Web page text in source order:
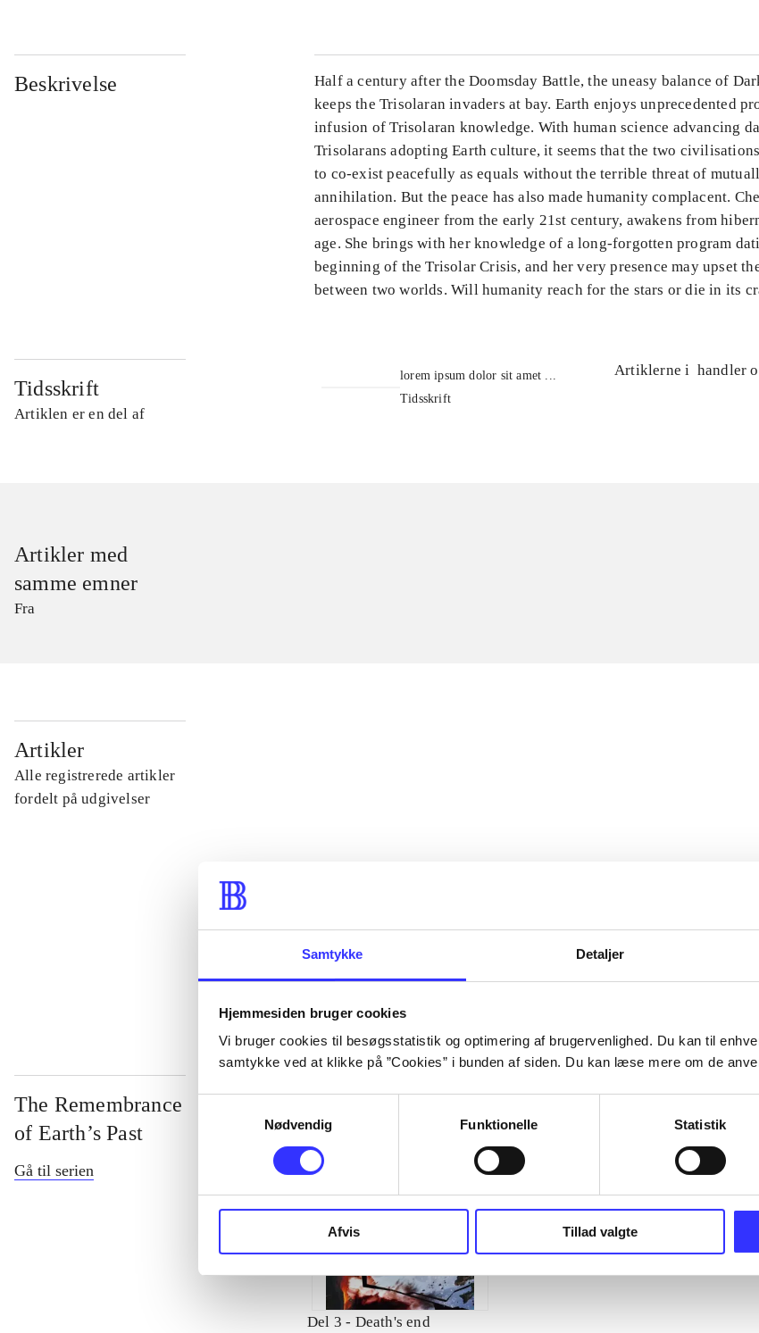
Samtykke Detaljer
Hjemmesiden bruger cookies
Vi bruger cookies til besøgsstatistik og optimering af brugervenlighed. Du kan til
samtykke ved at klikke på ”Cookies” i bunden af siden. Du kan læse mere om de
Nødvendig
Funktionelle Statistik
Afvis Tillad valgte
Beskrivelse
Half a century after the Doomsday Battle, the uneasy balance of
keeps the Trisolaran invaders at bay. Earth enjoys unprecedented
infusion of Trisolaran knowledge. With human science advancing
Trisolarans adopting Earth culture, it seems that the two
to co-exist peacefully as equals without the terrible threat of
annihilation. But the peace has also made humanity complacent.
aerospace engineer from the early 21st century, awakens from
age. She brings with her knowledge of a long-forgotten program
beginning of the Trisolar Crisis, and her very presence may upset
between two worlds. Will humanity reach for the stars or die in its
Tidsskrift
Artiklen er en del af
lorem ipsum dolor sit amet ...
Tidsskrift
Artiklerne i handler
Artikler med
samme emner
Fra
Artikler
Alle registrerede artikler
fordelt på udgivelser
The Remembrance
of Earth’s Past
Gå til serien
Del 3 - Death's end